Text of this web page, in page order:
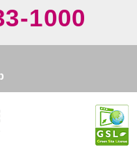
1000